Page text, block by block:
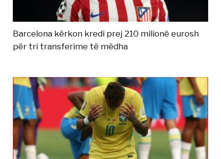
Barcelona kërkon kredi prej 210 milionë eurosh
për tri transferime të mëdha